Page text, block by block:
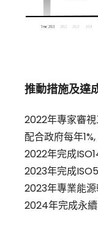
推動措施及達
2022年專家審
配合政府每年
2022年完成
2023年完成
2023年專業能
2024年完成永